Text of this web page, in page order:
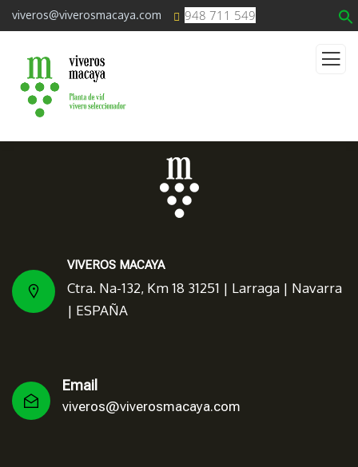
viveros@viverosmacaya.com 948 711 549
VIVEROS MACAYA
Ctra. Na-132, Km 18 31251 | Larraga | Navarra
| ESPAÑA
Email
viveros@viverosmacaya.com